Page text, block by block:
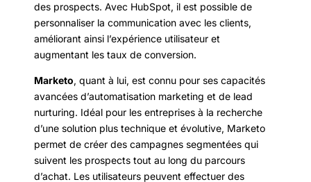
des prospects. Avec HubSpot, il est possible de
personnaliser la communication avec les clients,
améliorant ainsi l’expérience utilisateur et
augmentant les taux de conversion.
Marketo, quant à lui, est connu pour ses capacités
avancées d’automatisation marketing et de lead
nurturing. Idéal pour les entreprises à la recherche
d’une solution plus technique et évolutive, Marketo
permet de créer des campagnes segmentées qui
suivent les prospects tout au long du parcours
d’achat. Les utilisateurs peuvent effectuer des